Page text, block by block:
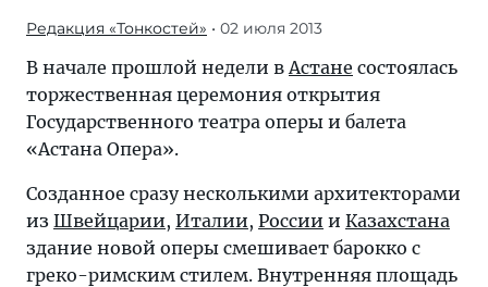
Редакция «Тонкостей» • 02 июля 2013
В начале прошлой недели вАстане состоялась
торжественная церемония открытия
Государственного театра оперы и балета
«Астана Опера».
Созданное сразу несколькими архитекторами
из Швейцарии, Италии, России и Казахстана
здание новой оперы смешивает барокко с
греко-римским стилем. Внутренняя площадь